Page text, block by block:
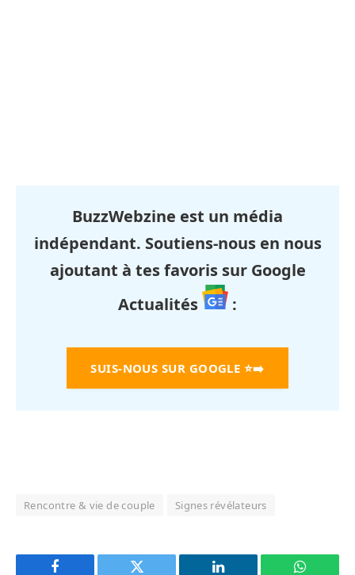
BuzzWebzine est un média
indépendant. Soutiens-nous en nous
ajoutant à tes favoris sur Google
Actualités
:
SUIS-NOUS SUR GOOGLE ⭐➡️
Rencontre & vie de couple Signes révélateurs